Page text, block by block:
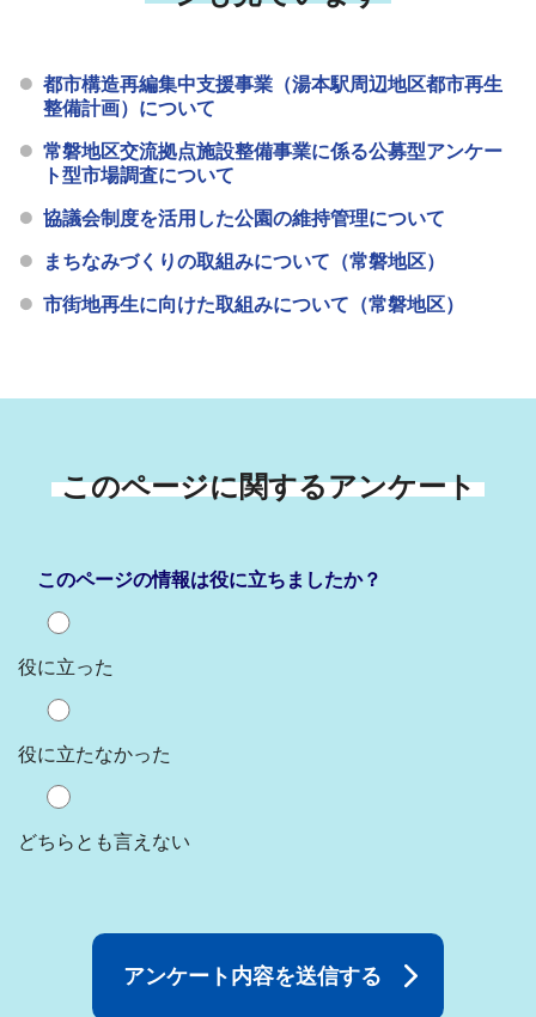
都市構造再編集中支援事業（湯本駅周辺地区都市再生
整備計画）について
常磐地区交流拠点施設整備事業に係る公募型アンケー
ト型市場調査について
協議会制度を活用した公園の維持管理について
まちなみづくりの取組みについて（常磐地区）
市街地再生に向けた取組みについて（常磐地区）
このページに関するアンケート
このページの情報は役に立ちましたか？
役に立った
役に立たなかった
どちらとも言えない